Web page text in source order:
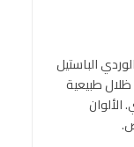
الباستيل
ظلال طبيعية
الألوان